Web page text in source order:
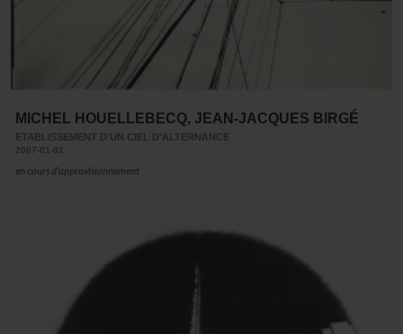
MICHEL HOUELLEBECQ, JEAN-JACQUES BIRGÉ
ETABLISSEMENT D'UN CIEL D'ALTERNANCE
2007-01-01
en cours d'approvisionnement